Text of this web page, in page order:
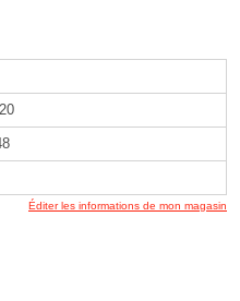
Éditer les informations de mon magasin